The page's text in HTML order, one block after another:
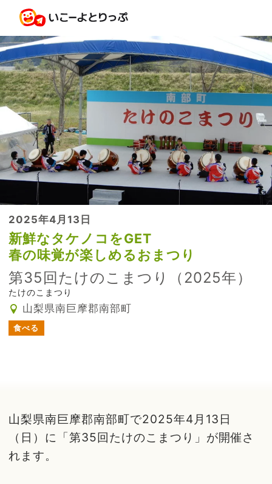
2025年4月13日
新鮮なタケノコをGET
春の味覚が楽しめるおまつり
第35回たけのこまつり（2025年）
たけのこまつり
山梨県南巨摩郡南部町
食べる
山梨県南巨摩郡南部町で2025年4月13日
（日）に「第35回たけのこまつり」が開催さ
れます。